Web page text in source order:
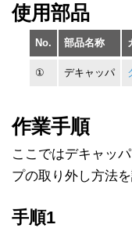
使用部品
No. 部品名称
① デキャッパ
作業手順
ここではデキャッ
プの取り外し方法を
手順1